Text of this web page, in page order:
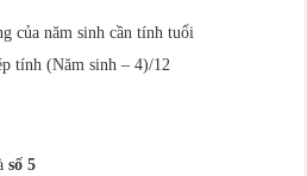
của năm sinh cần tính tuổi
tính (Năm sinh – 4)/12
số 5